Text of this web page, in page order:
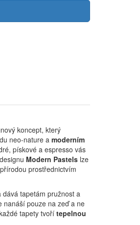
koncept, který
neo-nature amoderním
pískové a espresso vás
Modern Pastels lze
prostřednictvím
tapetám pružnost a
nanáší pouze na zeď a ne
tapety tvoří tepelnou